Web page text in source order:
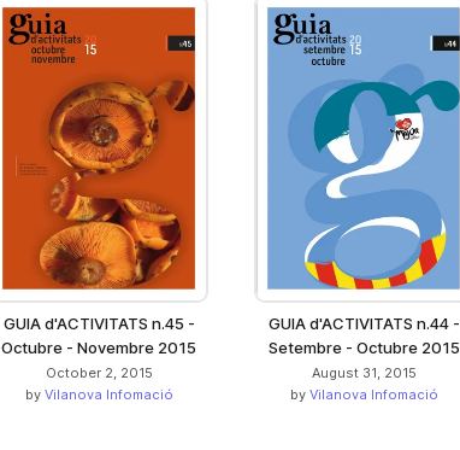
GUIA d'ACTIVITATS n.45 -
Octubre - Novembre 2015
October 2, 2015
by Vilanova Infomació
GUIA d'ACTIVITATS n.44 -
Setembre - Octubre 2015
August 31, 2015
by Vilanova Infomació